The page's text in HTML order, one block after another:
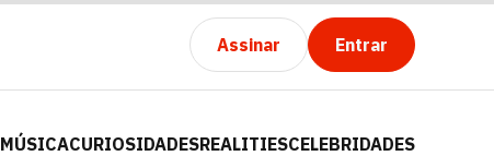
Assinar Entrar
MÚSICACURIOSIDADESREALITIESCELEBRIDADES